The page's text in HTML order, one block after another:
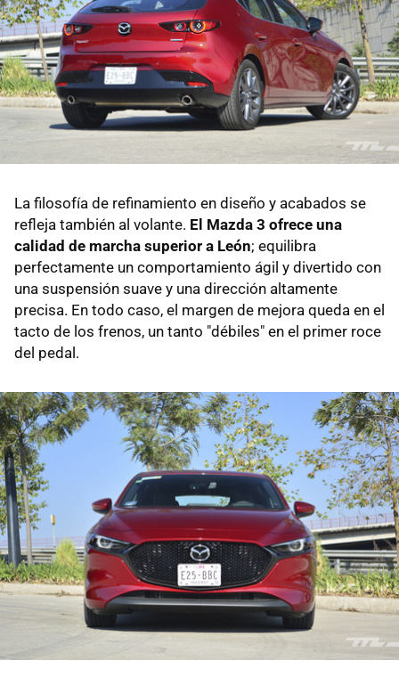
La filosofía de refinamiento en diseño y acabados se
refleja también al volante. El Mazda 3 ofrece una
calidad de marcha superior a León; equilibra
perfectamente un comportamiento ágil y divertido con
una suspensión suave y una dirección altamente
precisa. En todo caso, el margen de mejora queda en el
tacto de los frenos, un tanto "débiles" en el primer roce
del pedal.